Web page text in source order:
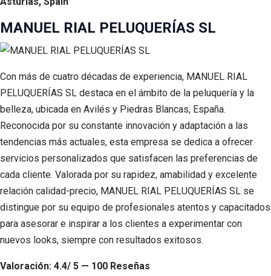
MANUEL RIAL PELUQUERÍAS SL
Con más de cuatro décadas de experiencia, MANUEL RIAL
PELUQUERÍAS SL destaca en el ámbito de la peluquería y la
belleza, ubicada en Avilés y Piedras Blancas, España.
Reconocida por su constante innovación y adaptación a las
tendencias más actuales, esta empresa se dedica a ofrecer
servicios personalizados que satisfacen las preferencias de
cada cliente. Valorada por su rapidez, amabilidad y excelente
relación calidad-precio, MANUEL RIAL PELUQUERÍAS SL se
distingue por su equipo de profesionales atentos y capacitados
para asesorar e inspirar a los clientes a experimentar con
nuevos looks, siempre con resultados exitosos.
Valoración: 4.4/ 5 — 100 Reseñas